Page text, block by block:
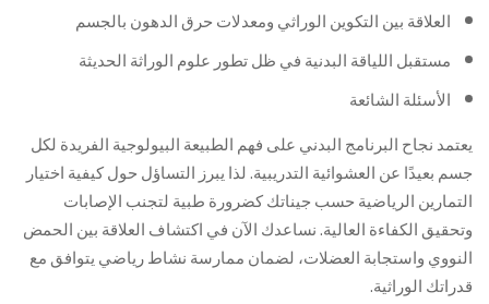
العلاقة بين التكوين الوراثي ومعدلات حرق الدهون بالجسم
مستقبل اللياقة البدنية في ظل تطور علوم الوراثة الحديثة
الأسئلة الشائعة
يعتمد نجاح البرنامج البدني على فهم الطبيعة البيولوجية الفريدة لكل
جسم بعيدًا عن العشوائية التدريبية. لذا يبرز التساؤل حول كيفية اختيار
التمارين الرياضية حسب جيناتك كضرورة طبية لتجنب الإصابات
وتحقيق الكفاءة العالية. نساعدك الآن في اكتشاف العلاقة بين الحمض
النووي واستجابة العضلات، لضمان ممارسة نشاط رياضي يتوافق مع
قدراتك الوراثية.